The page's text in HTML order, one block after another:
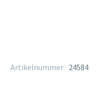
Artikelnummer: 24584